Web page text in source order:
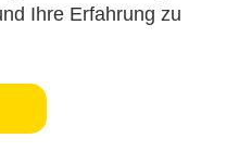
Ihre Erfahrung zu